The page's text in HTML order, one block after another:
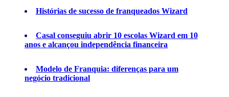
Histórias de sucesso de franqueados Wizard
Casal conseguiu abrir 10 escolas Wizard em 10
anos e alcançou independência financeira
Modelo de Franquia: diferenças para um
negócio tradicional